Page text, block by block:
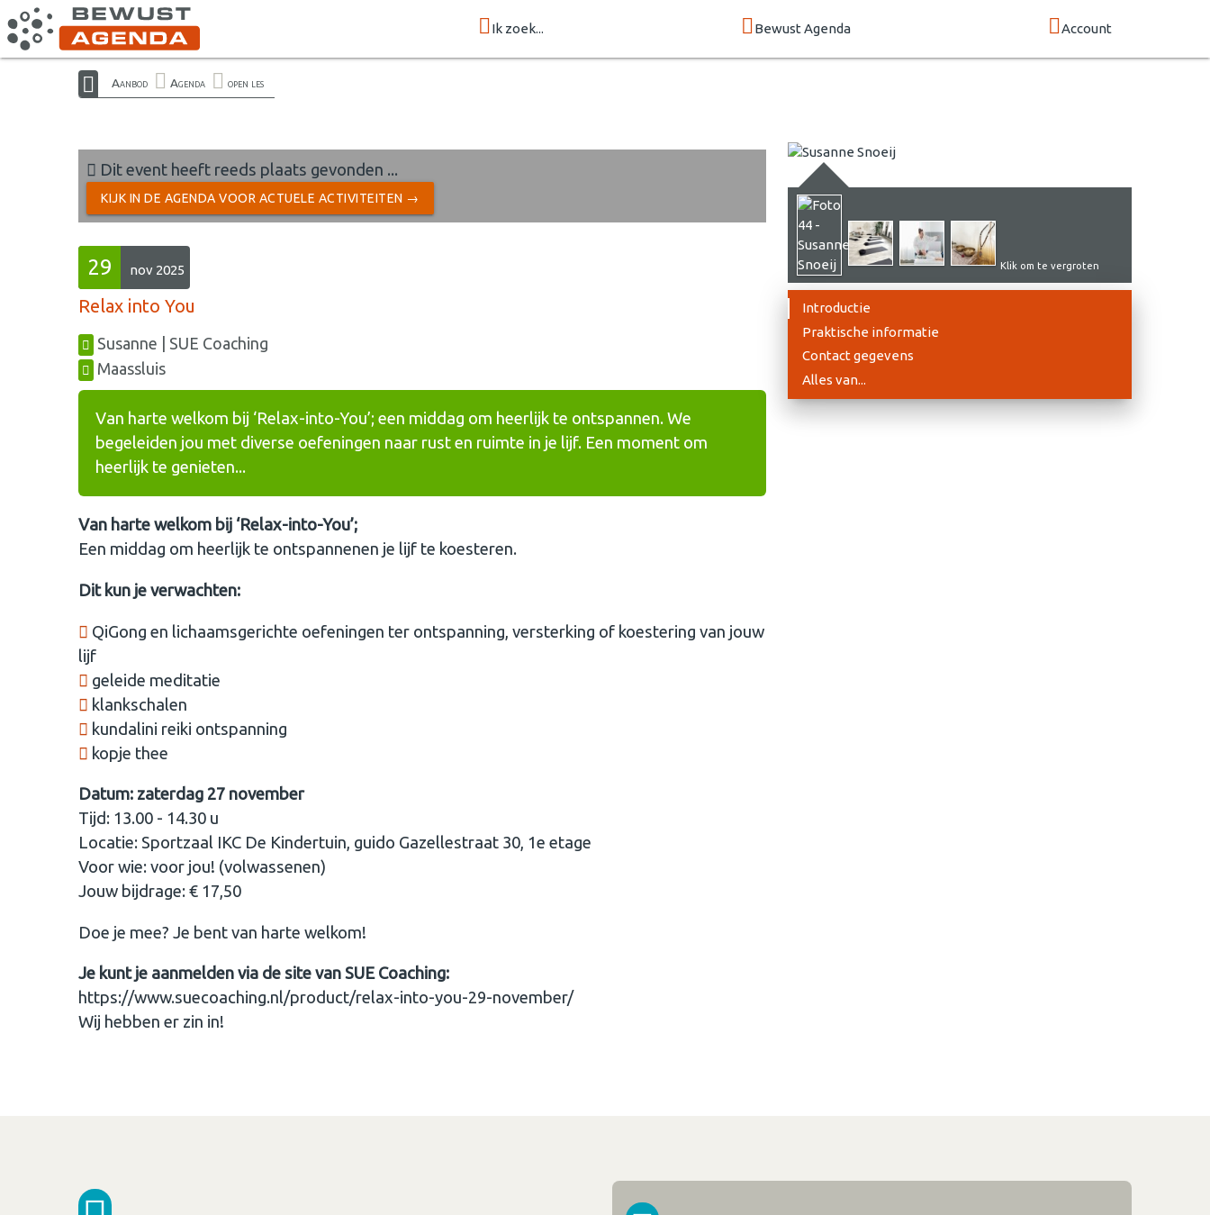
Ik zoek... Bewust Agenda Account
Aanbod Agenda open les
Dit event heeft reeds plaats gevonden ...
KIJK IN DE AGENDA VOOR ACTUELE ACTIVITEITEN →
29 nov 2025
Relax into You
Susanne | SUE Coaching
Maassluis
Van harte welkom bij ‘Relax-into-You’; een middag om heerlijk te ontspannen. We
begeleiden jou met diverse oefeningen naar rust en ruimte in je lijf. Een moment om
heerlijk te genieten...
Van harte welkom bij ‘Relax-into-You’;
Een middag om heerlijk te ontspannenen je lijf te koesteren.
Dit kun je verwachten:
QiGong en ⁠lichaamsgerichte oefeningen ter ontspanning, versterking of koestering van jouw
lijf
⁠geleide meditatie
⁠klankschalen
kundalini reiki ontspanning
⁠kopje thee
Datum: zaterdag 27 november
Tijd: 13.00 - 14.30 u
Locatie: Sportzaal IKC De Kindertuin, guido Gazellestraat 30, 1e etage
Voor wie: voor jou! (volwassenen)
Jouw bijdrage: € 17,50
Doe je mee? Je bent van harte welkom!
Je kunt je aanmelden via de site van SUE Coaching:
https://www.suecoaching.nl/product/relax-into-you-29-november/
Wij hebben er zin in!
Klik om te vergroten
Introductie
Praktische informatie
Contact gegevens
Alles van...